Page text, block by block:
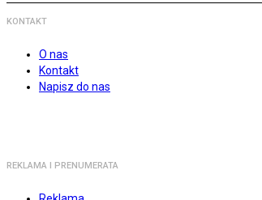
KONTAKT
O nas
Kontakt
Napisz do nas
REKLAMA I PRENUMERATA